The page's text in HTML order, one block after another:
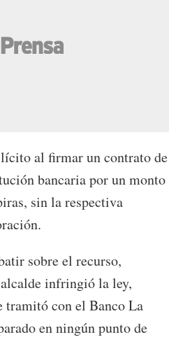
al firmar un contrato de
bancaria por un monto
sin la respectiva
sobre el recurso,
infringió la ley,
tramitó con el Banco La
en ningún punto de